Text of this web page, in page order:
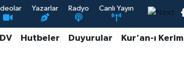
Yazarlar Radyo Canlı Yayın
Hutbeler Duyurular Kur'an-ı Kerim